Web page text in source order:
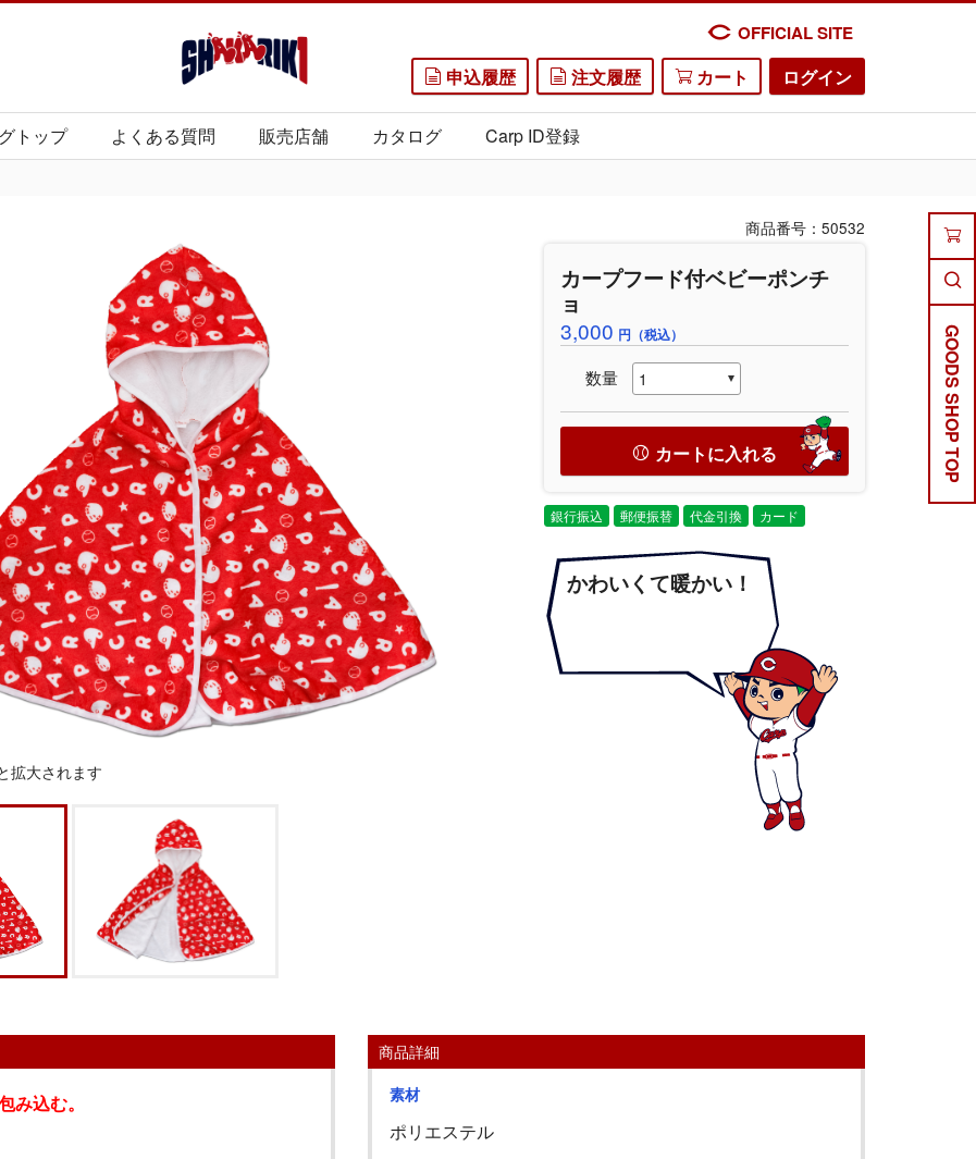
OFFICIAL SITE
申込履歴 注文履歴 カート ログイン
トップ よくある質問 販売店舗 カタログ Carp ID登録
GOODS SHOP TOP
拡大されます
商品番号：50532
カープフード付ベビーポンチ
ョ
3,000 円（税込）
数量
カートに入れる
銀行振込 郵便振替 代金引換 カード
かわいくて暖かい！
み込む。
商品詳細
素材
ポリエステル